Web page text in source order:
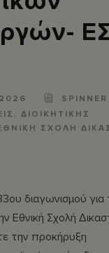
SPINNER
, ΔΙΟΙΚΗΤΙΚΗΣ
ΣΧΟΛΗ
διαγωνισμού για
Εθνική Σχολή
την προκήρυξη